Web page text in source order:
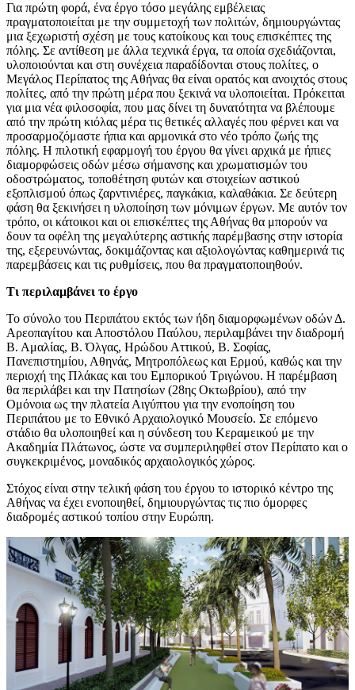
Για πρώτη φορά, ένα έργο τόσο μεγάλης εμβέλειας
πραγματοποιείται με την συμμετοχή των πολιτών, δημιουργώντας
μια ξεχωριστή σχέση με τους κατοίκους και τους επισκέπτες της
πόλης. Σε αντίθεση με άλλα τεχνικά έργα, τα οποία σχεδιάζονται,
υλοποιούνται και στη συνέχεια παραδίδονται στους πολίτες, ο
Μεγάλος Περίπατος της Αθήνας θα είναι ορατός και ανοιχτός στους
πολίτες, από την πρώτη μέρα που ξεκινά να υλοποιείται. Πρόκειται
για μια νέα φιλοσοφία, που μας δίνει τη δυνατότητα να βλέπουμε
από την πρώτη κιόλας μέρα τις θετικές αλλαγές που φέρνει και να
προσαρμοζόμαστε ήπια και αρμονικά στο νέο τρόπο ζωής της
πόλης. Η πιλοτική εφαρμογή του έργου θα γίνει αρχικά με ήπιες
διαμορφώσεις οδών μέσω σήμανσης και χρωματισμών του
οδοστρώματος, τοποθέτηση φυτών και στοιχείων αστικού
εξοπλισμού όπως ζαρντινιέρες, παγκάκια, καλαθάκια. Σε δεύτερη
φάση θα ξεκινήσει η υλοποίηση των μόνιμων έργων. Με αυτόν τον
τρόπο, οι κάτοικοι και οι επισκέπτες της Αθήνας θα μπορούν να
δουν τα οφέλη της μεγαλύτερης αστικής παρέμβασης στην ιστορία
της, εξερευνώντας, δοκιμάζοντας και αξιολογώντας καθημερινά τις
παρεμβάσεις και τις ρυθμίσεις, που θα πραγματοποιηθούν.
Τι περιλαμβάνει το έργο
Το σύνολο του Περιπάτου εκτός των ήδη διαμορφωμένων οδών Δ.
Αρεοπαγίτου και Αποστόλου Παύλου, περιλαμβάνει την διαδρομή
Β. Αμαλίας, Β. Όλγας, Ηρώδου Αττικού, Β. Σοφίας,
Πανεπιστημίου, Αθηνάς, Μητροπόλεως και Ερμού, καθώς και την
περιοχή της Πλάκας και του Εμπορικού Τριγώνου. Η παρέμβαση
θα περιλάβει και την Πατησίων (28ης Οκτωβρίου), από την
Ομόνοια ως την πλατεία Αιγύπτου για την ενοποίηση του
Περιπάτου με το Εθνικό Αρχαιολογικό Μουσείο. Σε επόμενο
στάδιο θα υλοποιηθεί και η σύνδεση του Κεραμεικού με την
Ακαδημία Πλάτωνος, ώστε να συμπεριληφθεί στον Περίπατο και ο
συγκεκριμένος, μοναδικός αρχαιολογικός χώρος.
Στόχος είναι στην τελική φάση του έργου το ιστορικό κέντρο της
Αθήνας να έχει ενοποιηθεί, δημιουργώντας τις πιο όμορφες
διαδρομές αστικού τοπίου στην Ευρώπη.